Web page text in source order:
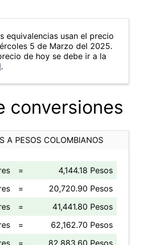
equivalencias usan el precio
5 de Marzo del 2025.
de hoy se debe ir a la
.
conversiones
A PESOS COLOMBIANOS
=
4,144.18 Pesos
=
20,720.90 Pesos
=
41,441.80 Pesos
=
62,162.70 Pesos
=
82,883.60 Pesos